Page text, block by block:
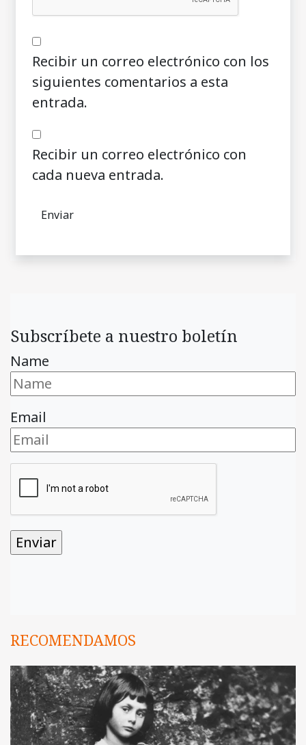
Recibir un correo electrónico con los
siguientes comentarios a esta
entrada.
Recibir un correo electrónico con
cada nueva entrada.
Subscríbete a nuestro boletín
Name
Email
RECOMENDAMOS